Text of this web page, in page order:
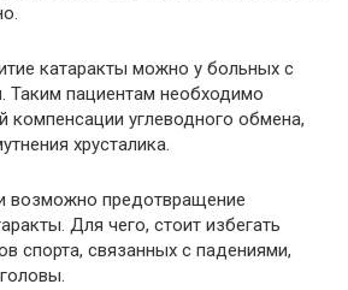
катаракты можно у больных с
Таким пациентам необходимо
компенсации углеводного обмена,
хрусталика.
возможно предотвращение
Для чего, стоит избегать
спорта, связанных с падениями,